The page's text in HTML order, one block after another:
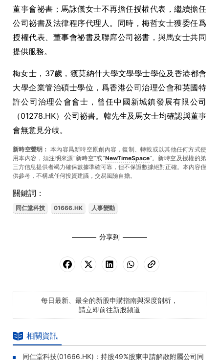
董事會祕書；馬詠儀女士不再擔任授權代表，繼續擔任
公司祕書及法律程序代理人。同時，梅哲女士獲委任爲
授權代表、董事會祕書及聯席公司祕書，與馬女士共同
提供服務。
梅女士，37歲，獲莫納什大學文學學士學位及香港都會
大學企業管治碩士學位，爲香港公司治理公會和英國特
許公司治理公會會士，曾任中國新城鎮發展有限公司
（01278.HK）公司祕書。韓先生及馬女士均確認與董事
會無意見分歧。
新時空聲明： 本內容爲新時空原創內容，復制、轉載或以其他任何方式使
用本內容，須注明來源“新時空”或“NewTimeSpace”。新時空及授權的第
三方信息提供者竭力確保數據準確可靠，但不保證數據絕對正確。本內容僅
供參考，不構成任何投資建議，交易風險自擔。
關鍵詞：
同仁堂科技 01666.HK 人事變動
分享到
每日最新、最全的新股申購指南與深度剖析，
請立即前往新股頻道
相關資訊
同仁堂科技(01666.HK)：持股49%股東申請解散附屬公司同